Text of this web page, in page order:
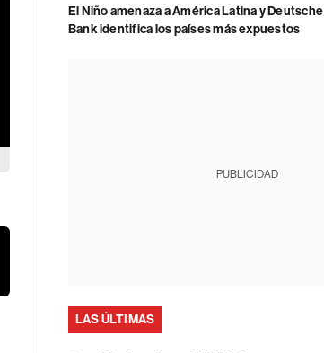
El Niño amenaza a América Latina y Deutsche
Bank identifica los países más expuestos
PUBLICIDAD
LAS ÚLTIMAS